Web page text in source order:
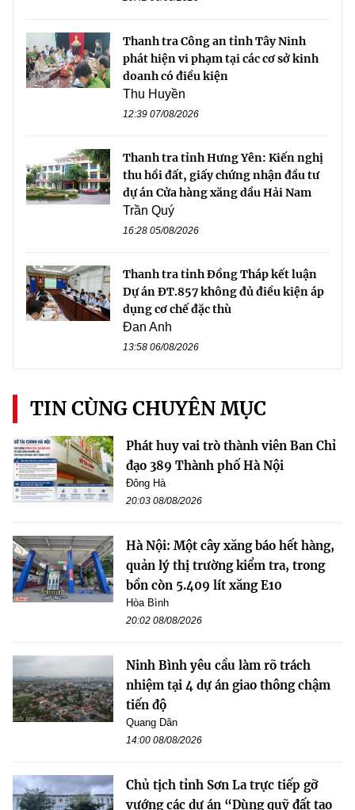
Thanh tra Công an tỉnh Tây Ninh
phát hiện vi phạm tại các cơ sở kinh
doanh có điều kiện
Thu Huyền
12:39 07/08/2026
Thanh tra tỉnh Hưng Yên: Kiến nghị
thu hồi đất, giấy chứng nhận đầu tư
dự án Cửa hàng xăng dầu Hải Nam
Trần Quý
16:28 05/08/2026
Thanh tra tỉnh Đồng Tháp kết luận
Dự án ĐT.857 không đủ điều kiện áp
dụng cơ chế đặc thù
Đan Anh
13:58 06/08/2026
TIN CÙNG CHUYÊN MỤC
Phát huy vai trò thành viên Ban Chỉ
đạo 389 Thành phố Hà Nội
Đông Hà
20:03 08/08/2026
Hà Nội: Một cây xăng báo hết hàng,
quản lý thị trường kiểm tra, trong
bồn còn 5.409 lít xăng E10
Hòa Bình
20:02 08/08/2026
Ninh Bình yêu cầu làm rõ trách
nhiệm tại 4 dự án giao thông chậm
tiến độ
Quang Dân
14:00 08/08/2026
Chủ tịch tỉnh Sơn La trực tiếp gỡ
vướng các dự án “Dùng quỹ đất tạo